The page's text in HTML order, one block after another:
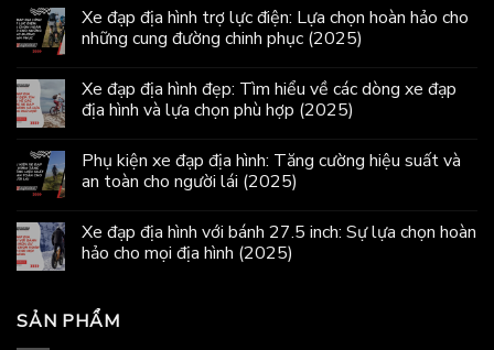
Xe đạp địa hình trợ lực điện: Lựa chọn hoàn hảo cho
những cung đường chinh phục (2025)
Xe đạp địa hình đẹp: Tìm hiểu về các dòng xe đạp
địa hình và lựa chọn phù hợp (2025)
Phụ kiện xe đạp địa hình: Tăng cường hiệu suất và
an toàn cho người lái (2025)
Xe đạp địa hình với bánh 27.5 inch: Sự lựa chọn hoàn
hảo cho mọi địa hình (2025)
SẢN PHẨM